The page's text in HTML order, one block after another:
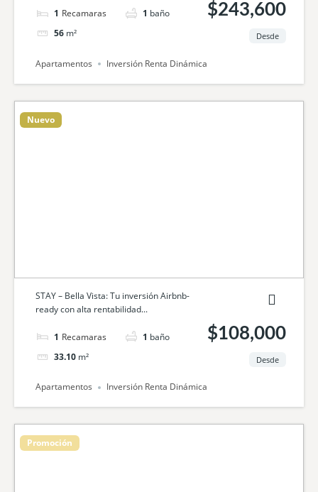
1 cama 1 baño
56 m²
$243,600
Desde
Apartamentos Inversión Renta Dinámica
Nuevo
STAY – Bella Vista: Tu inversión Airbnb-
ready con alta rentabilidad...
1 cama 1 baño
33.10 m²
$108,000
Desde
Apartamentos Inversión Renta Dinámica
Promoción